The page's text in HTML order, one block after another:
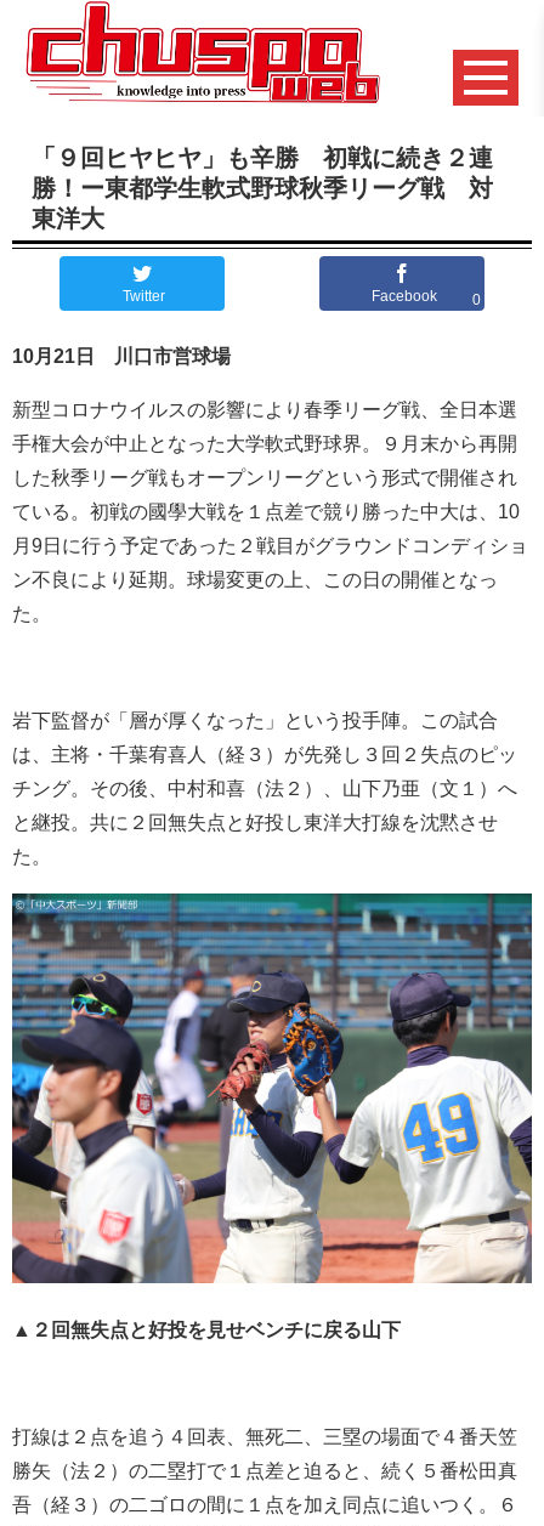
「９回ヒヤヒヤ」も辛勝 初戦に続き２連
勝！ー東都学生軟式野球秋季リーグ戦 対
東洋大
Twitter Facebook 0
10月21日 川口市営球場
新型コロナウイルスの影響により春季リーグ戦、全日本選
手権大会が中止となった大学軟式野球界。９月末から再開
した秋季リーグ戦もオープンリーグという形式で開催され
ている。初戦の國學大戦を１点差で競り勝った中大は、10
月9日に行う予定であった２戦目がグラウンドコンディショ
ン不良により延期。球場変更の上、この日の開催となっ
た。
岩下監督が「層が厚くなった」という投手陣。この試合
は、主将・千葉宥喜人（経３）が先発し３回２失点のピッ
チング。その後、中村和喜（法２）、山下乃亜（文１）へ
と継投。共に２回無失点と好投し東洋大打線を沈黙させ
た。
▲２回無失点と好投を見せベンチに戻る山下
打線は２点を追う４回表、無死二、三塁の場面で４番天笠
勝矢（法２）の二塁打で１点差と迫ると、続く５番松田真
吾（経３）の二ゴロの間に１点を加え同点に追いつく。６